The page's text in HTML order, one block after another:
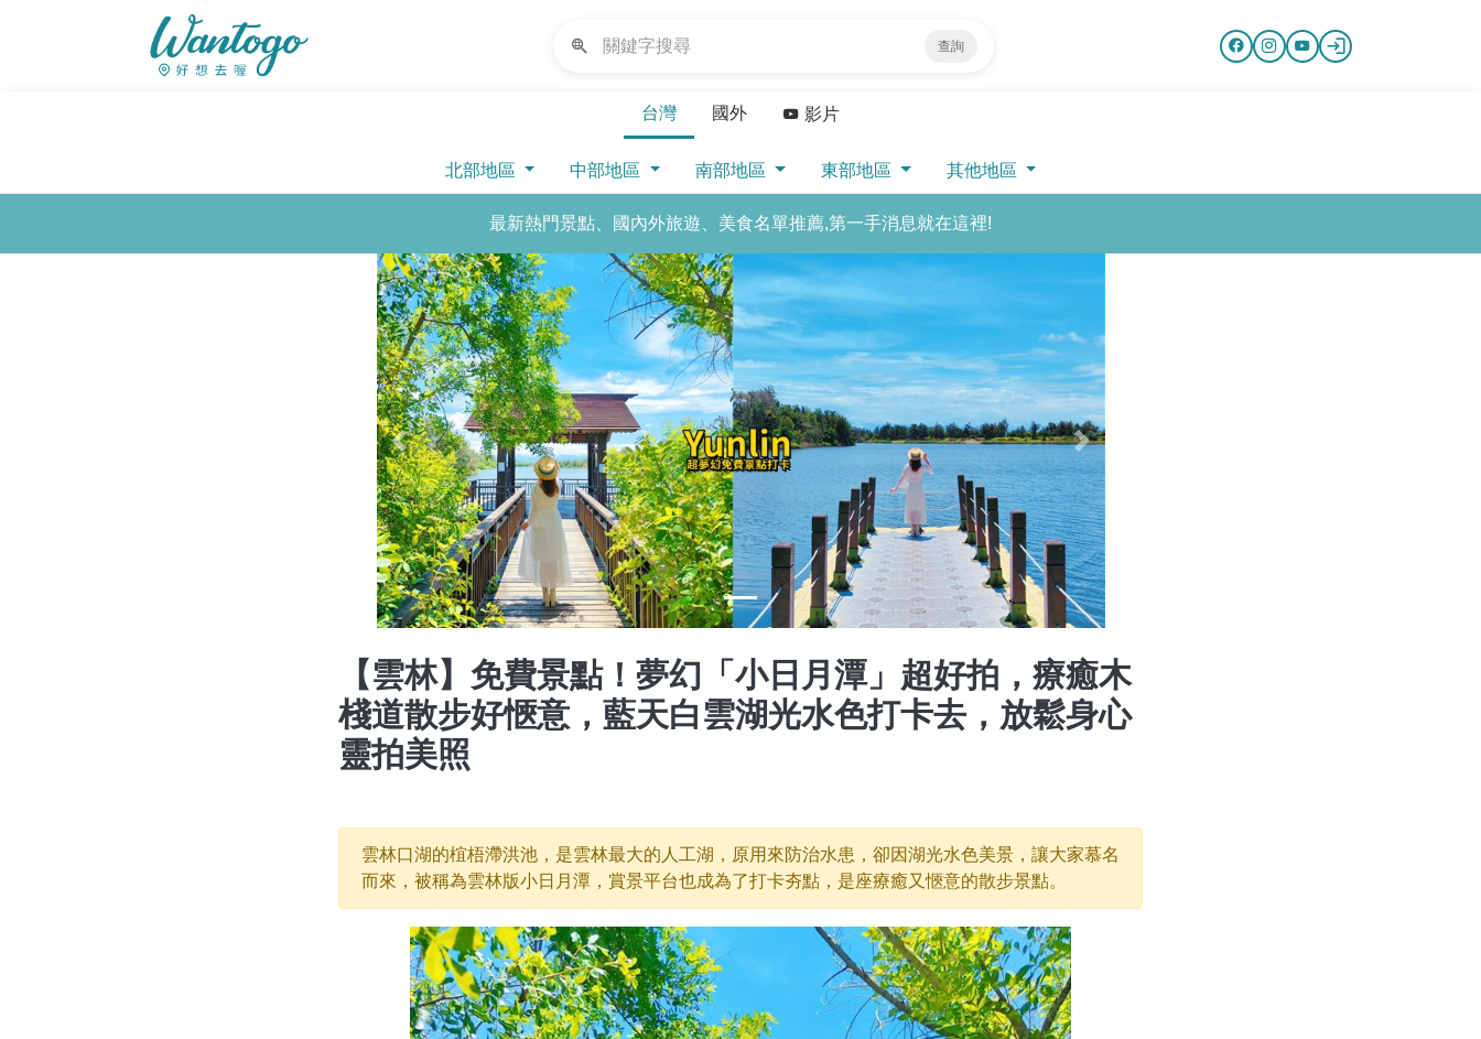
查詢
台灣 國外 影片
北部地區 中部地區 南部地區 東部地區 其他地區
最新熱門景點、國內外旅遊、美食名單推薦,第一手消息就在這裡!
Previous Next
【雲林】免費景點！夢幻「小日月潭」超好拍，療癒木
棧道散步好愜意，藍天白雲湖光水色打卡去，放鬆身心
靈拍美照
雲林口湖的椬梧滯洪池，是雲林最大的人工湖，原用來防治水患，卻因湖光水色美景，讓大家慕名
而來，被稱為雲林版小日月潭，賞景平台也成為了打卡夯點，是座療癒又愜意的散步景點。